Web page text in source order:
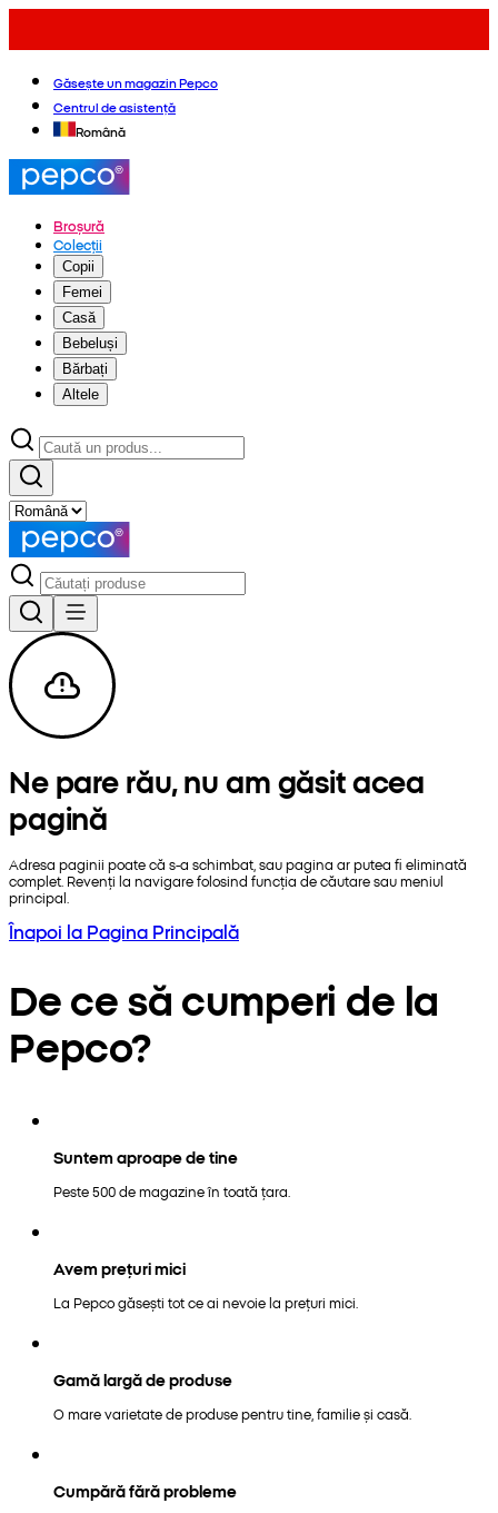
Găsește un magazin Pepco
Centrul de asistență
Română
Broșură
Colecții
Copii
Femei
Casă
Bebeluși
Bărbați
Altele
Ne pare rău, nu am găsit acea
pagină
Adresa paginii poate că s-a schimbat, sau pagina ar putea fi eliminată
complet. Revenți la navigare folosind funcția de căutare sau meniul
principal.
Înapoi la Pagina Principală
De ce să cumperi de la
Pepco?
Suntem aproape de tine
Peste 500 de magazine în toată țara.
Avem prețuri mici
La Pepco găsești tot ce ai nevoie la prețuri mici.
Gamă largă de produse
O mare varietate de produse pentru tine, familie și casă.
Cumpără fără probleme